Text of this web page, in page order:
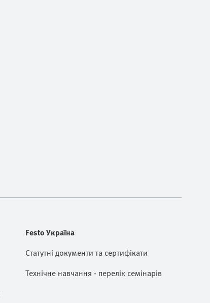
Festo Україна
Статутні документи та сертифікати
Технічне навчання - перелік семінарів